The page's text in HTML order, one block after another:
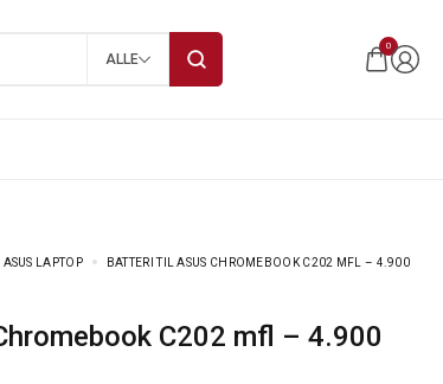
ALLE
0
ASUS LAPTOP
BATTERI TIL ASUS CHROMEBOOK C202 MFL – 4.900